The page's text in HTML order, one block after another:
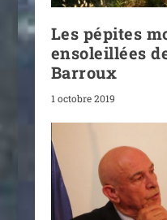
Les pépites
ensoleillées
Barroux
1 octobre 2019